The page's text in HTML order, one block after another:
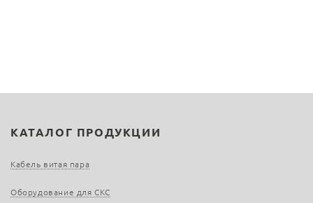
КАТАЛОГ ПРОДУКЦИИ
Кабель витая пара
Оборудование для СКС